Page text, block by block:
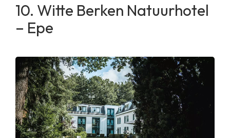
Witte Berken Natuurhotel
– Epe